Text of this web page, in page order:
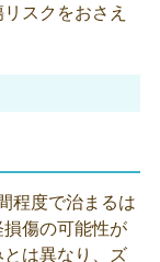
スクをおさえ
程度で治まるは
傷の可能性が
は異なり、ズ